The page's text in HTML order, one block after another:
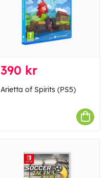
390 kr
Arietta of Spirits (PS5)